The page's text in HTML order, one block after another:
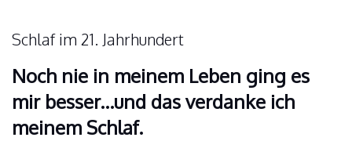
Schlaf im 21. Jahrhundert
Noch nie in meinem Leben ging es
mir besser…und das verdanke ich
meinem Schlaf.